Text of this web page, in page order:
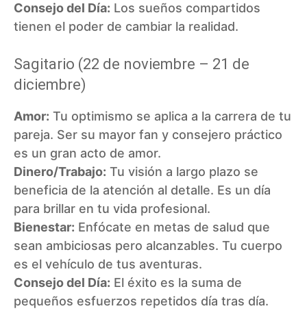
Consejo del Día: Los sueños compartidos
tienen el poder de cambiar la realidad.
Sagitario (22 de noviembre – 21 de
diciembre)
Amor: Tu optimismo se aplica a la carrera de tu
pareja. Ser su mayor fan y consejero práctico
es un gran acto de amor.
Dinero/Trabajo: Tu visión a largo plazo se
beneficia de la atención al detalle. Es un día
para brillar en tu vida profesional.
Bienestar: Enfócate en metas de salud que
sean ambiciosas pero alcanzables. Tu cuerpo
es el vehículo de tus aventuras.
Consejo del Día: El éxito es la suma de
pequeños esfuerzos repetidos día tras día.